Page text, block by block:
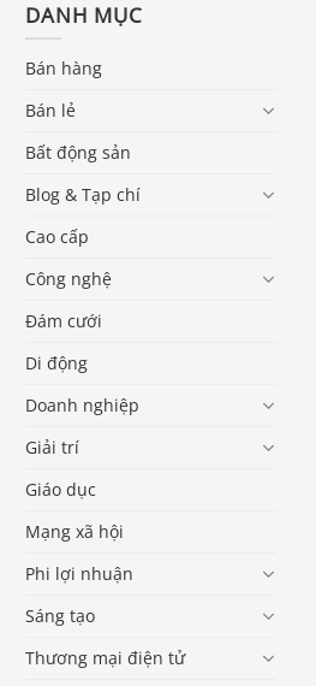
DANH MỤC
Bán hàng
Bán lẻ
Bất động sản
Blog & Tạp chí
Cao cấp
Công nghệ
Đám cưới
Di động
Doanh nghiệp
Giải trí
Giáo dục
Mạng xã hội
Phi lợi nhuận
Sáng tạo
Thương mại điện tử